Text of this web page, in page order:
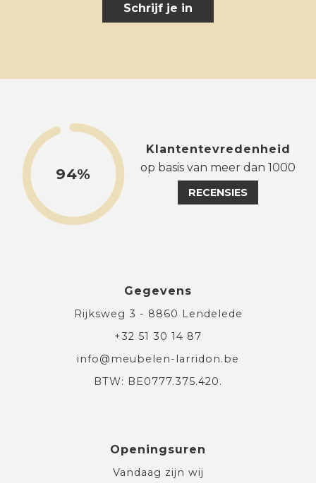
Schrijf je in
94%
Klantentevredenheid
op basis van meer dan 1000
RECENSIES
Gegevens
Rijksweg 3 - 8860 Lendelede
+32 51 30 14 87
info@meubelen-larridon.be
BTW: BE0777.375.420.
Openingsuren
Vandaag zijn wij